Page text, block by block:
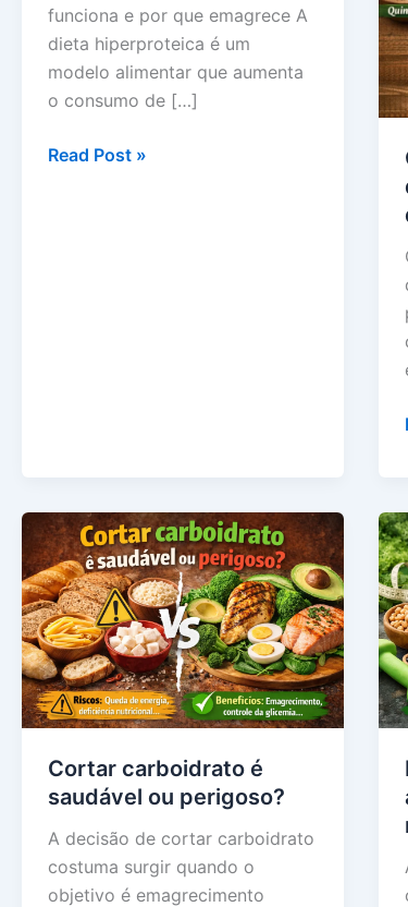
funciona e por que emagrece A
dieta hiperproteica é um
modelo alimentar que aumenta
o consumo de […]
Dieta
Read Post »
Cortar carboidrato é
saudável ou perigoso?
A decisão de cortar carboidrato
costuma surgir quando o
objetivo é emagrecimento